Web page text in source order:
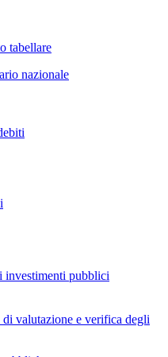
tabellare
nazionale
investimenti pubblici
valutazione e verifica degli